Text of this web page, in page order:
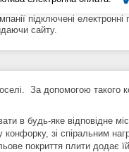
підключені
сайту.
За допомогою такого
в будь-яке відповідне
зі спіральним
покриття плити додає їй